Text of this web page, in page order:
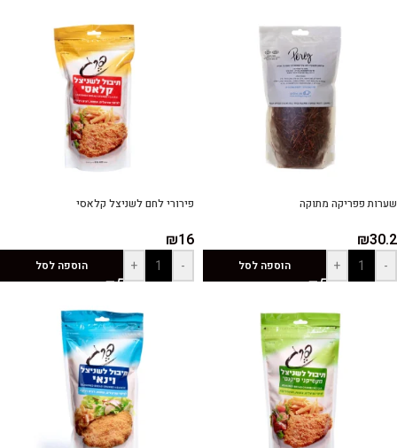
שערות פפריקה מתוקה
₪30.2
-
+ הוספה לסל
פירורי לחם לשניצל קלאסי
₪16
-
+ הוספה לסל